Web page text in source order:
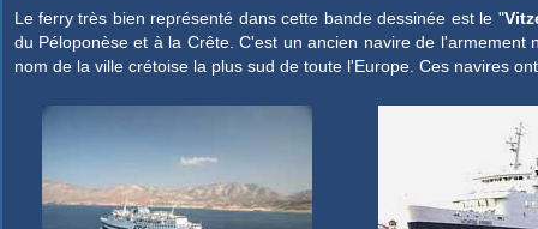
Le ferry très bien représenté dans cette bande dessinée est le "
du Péloponèse et à la Crête. C'est un ancien navire de
nom de la ville crétoise la plus sud de toute l'Europe. Ces navires